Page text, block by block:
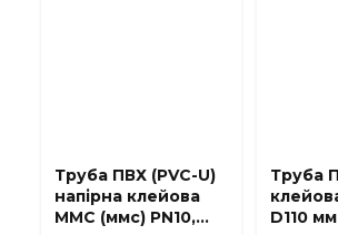
Труба ПВХ (PVC-U)
напірна клейова
MMC (ммс) PN10,
Труба
D110 мм